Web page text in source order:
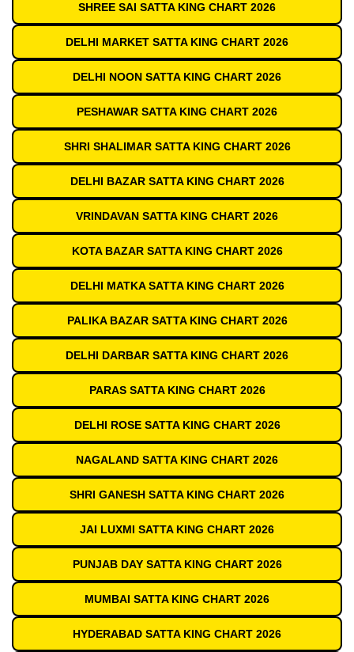
SHREE SAI SATTA KING CHART 2026
DELHI MARKET SATTA KING CHART 2026
DELHI NOON SATTA KING CHART 2026
PESHAWAR SATTA KING CHART 2026
SHRI SHALIMAR SATTA KING CHART 2026
DELHI BAZAR SATTA KING CHART 2026
VRINDAVAN SATTA KING CHART 2026
KOTA BAZAR SATTA KING CHART 2026
DELHI MATKA SATTA KING CHART 2026
PALIKA BAZAR SATTA KING CHART 2026
DELHI DARBAR SATTA KING CHART 2026
PARAS SATTA KING CHART 2026
DELHI ROSE SATTA KING CHART 2026
NAGALAND SATTA KING CHART 2026
SHRI GANESH SATTA KING CHART 2026
JAI LUXMI SATTA KING CHART 2026
PUNJAB DAY SATTA KING CHART 2026
MUMBAI SATTA KING CHART 2026
HYDERABAD SATTA KING CHART 2026